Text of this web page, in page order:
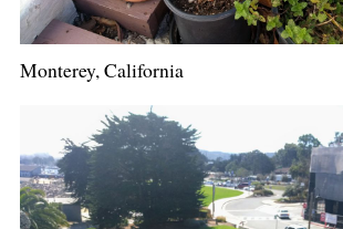
Monterey, California